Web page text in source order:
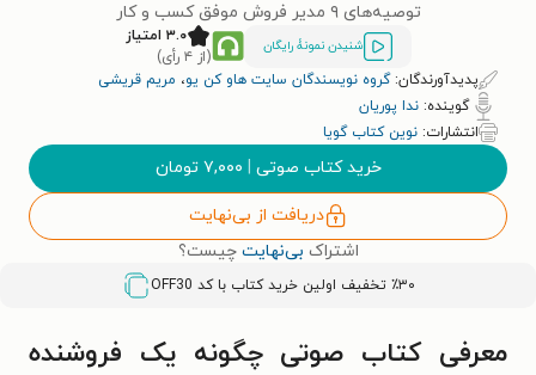
توصیه‌های ۹ مدیر فروش موفق کسب و کار
شنیدن نمونۀ رایگان
۳.۰ امتیاز
(از ۴ رأی)
پدیدآورندگان:گروه نویسندگان سایت هاو کن یو، مریم قریشی
گوینده: ندا پوریان
انتشارات: نوین کتاب گویا
خرید کتاب صوتی | ۷,۰۰۰ تومان
دریافت از بی‌نهایت
اشتراک بی‌نهایت چیست؟
٪۳۰ تخفیف اولین خرید کتاب با کد OFF30
معرفی کتاب صوتی چگونه یک فروشنده